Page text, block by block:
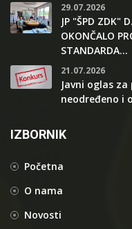
29.07.2026
JP "ŠPD ZDK"
OKONČALO
STANDARDA...
21.07.2026
Javni oglas
neodređeno i
IZBORNIK
Početna
O nama
Novosti